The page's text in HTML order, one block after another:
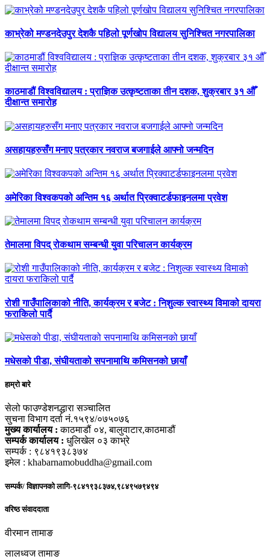
काभ्रेको मण्डनदेउपुर देशकै पहिलो पूर्णखोप विद्यालय सुनिश्चित नगरपालिका
काठमाडौं विश्वविद्यालय : प्राज्ञिक उत्कृष्टताका तीन दशक, शुक्रबार ३१ औँ
दीक्षान्त समारोह
असहायहरुसँग मनाए पत्रकार नवराज बजगाईले आफ्नो जन्मदिन
अमेरिका विश्वकपको अन्तिम १६ अर्थात प्रिक्वाटर्डफाइनलमा प्रवेश
तेमालमा विपद् रोकथाम सम्बन्धी युवा परिचालन कार्यक्रम
रोशी गाउँपालिकाको नीति, कार्यक्रम र बजेट : निशुल्क स्वास्थ्य विमाको दायरा
फराकिलो पार्दै
मधेसको पीडा, संघीयताको सपनामाथि कमिसनको छायाँ
हाम्रो बारे
सेलो फाउण्डेशनद्धारा सञ्चालित
सुचना विभाग दर्ता नं.१५९४/०७५०७६
मुख्य कार्यालय : काठमाडौं ०४, बालुवाटार,काठमाडौं
सम्पर्क कार्यालय : धुलिखेल ०३ काभ्रे
सम्पर्क : ९८४१९३८३७४
इमेल : khabarnamobuddha@gmail.com
सम्पर्क/ विज्ञापनको लागि-९८४१९३८३७४,९८४९५७९४९४
वरिष्ठ संवाददाता
वीरमान तामाङ
लालध्वज तामाङ